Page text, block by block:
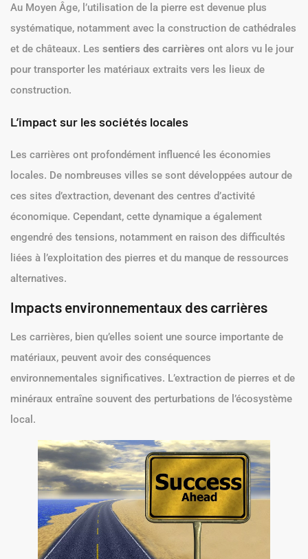
Au Moyen Âge, l’utilisation de la pierre est devenue plus
systématique, notamment avec la construction de cathédrales
et de châteaux. Les sentiers des carrières ont alors vu le jour
pour transporter les matériaux extraits vers les lieux de
construction.
L’impact sur les sociétés locales
Les carrières ont profondément influencé les économies
locales. De nombreuses villes se sont développées autour de
ces sites d’extraction, devenant des centres d’activité
économique. Cependant, cette dynamique a également
engendré des tensions, notamment en raison des difficultés
liées à l’exploitation des pierres et du manque de ressources
alternatives.
Impacts environnementaux des carrières
Les carrières, bien qu’elles soient une source importante de
matériaux, peuvent avoir des conséquences
environnementales significatives. L’extraction de pierres et de
minéraux entraîne souvent des perturbations de l’écosystème
local.